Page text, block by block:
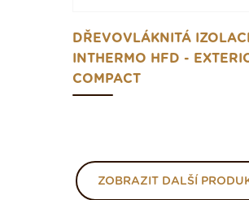
DŘEVOVLÁKNITÁ
INTHERMO HFD -
COMPACT
ZOBRAZIT DALŠÍ